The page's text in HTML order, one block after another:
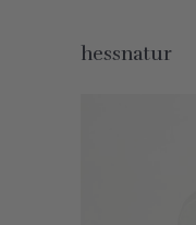
hessnatur